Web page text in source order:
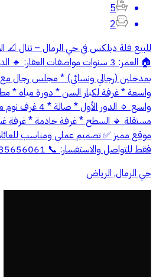
5
2
🏠 العمر: 3 سنوات مواصفات
بمدخلين (رجالي ونسائي) * مجلس رجال مع
واسعة * غرفة لكبار السن * دورة مياه *
واسع 🔹 الدور
مستقلة 🔹 السطح * غرفة خادمة *
فقط للتواصل والاستفسار: 📞 0535656061
حي الرمال, الرياض